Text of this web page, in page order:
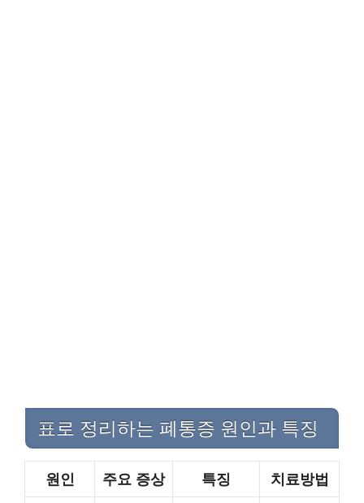
표로 정리하는 폐통증 원인과 특징
원인 주요 증상 특징 치료방법